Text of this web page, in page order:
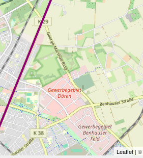
Leaflet| ©